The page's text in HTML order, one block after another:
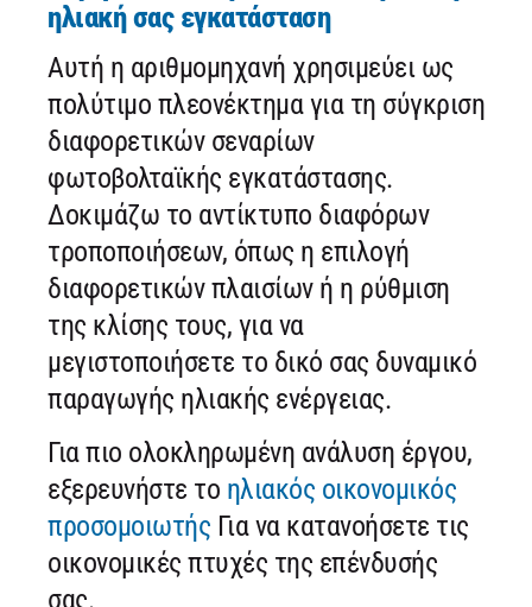
ηλιακή σας εγκατάσταση
Αυτή η αριθμομηχανή χρησιμεύει ως
πολύτιμο πλεονέκτημα για τη σύγκριση
διαφορετικών σεναρίων
φωτοβολταϊκής εγκατάστασης.
Δοκιμάζω το αντίκτυπο διαφόρων
τροποποιήσεων, όπως η επιλογή
διαφορετικών πλαισίων ή η ρύθμιση
της κλίσης τους, για να
μεγιστοποιήσετε το δικό σας δυναμικό
παραγωγής ηλιακής ενέργειας.
Για πιο ολοκληρωμένη ανάλυση έργου,
εξερευνήστε το ηλιακός οικονομικός
προσομοιωτής Για να κατανοήσετε τις
οικονομικές πτυχές της επένδυσής
σας.